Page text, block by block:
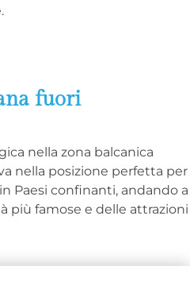
fuori
nella zona balcanica
nella posizione perfetta per
Paesi confinanti, andando a
più famose e delle attrazioni